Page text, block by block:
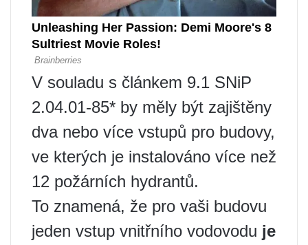
V souladu s článkem 9.1 SNiP
2.04.01-85* by měly být zajištěny
dva nebo více vstupů pro budovy,
ve kterých je instalováno více než
12 požárních hydrantů.
To znamená, že pro vaši budovu
jeden vstup vnitřního vodovodu je